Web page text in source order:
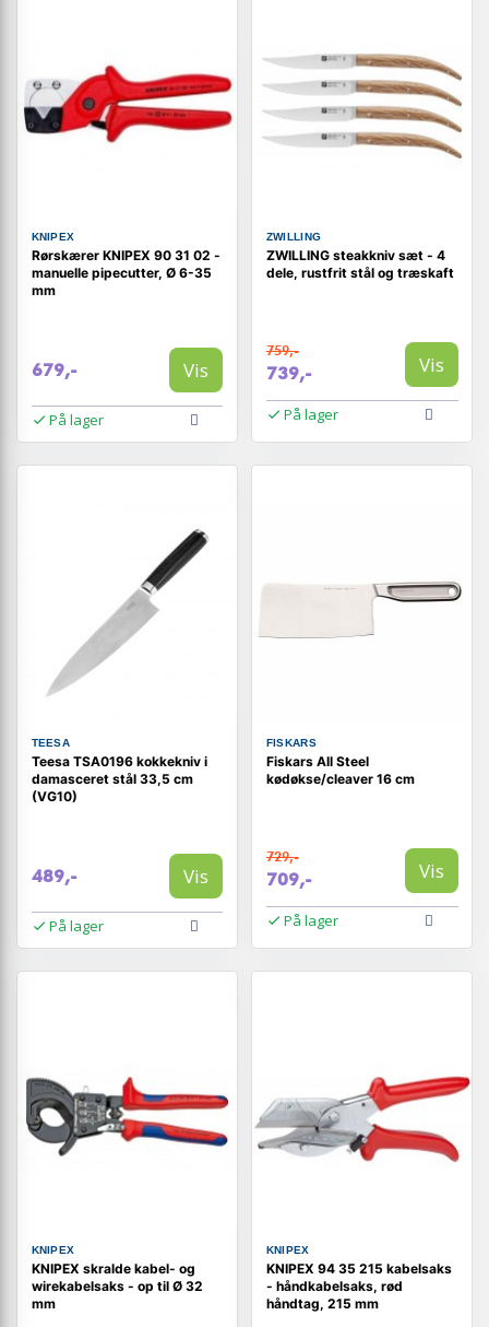
KNIPEX
Rørskærer KNIPEX 90 31 02 -
manuelle pipecutter, Ø 6-35
mm
679,- Vis
På lager
ZWILLING
ZWILLING steakkniv sæt - 4
dele, rustfrit stål og træskaft
759,-
739,- Vis
På lager
TEESA
Teesa TSA0196 kokkekniv i
damasceret stål 33,5 cm
(VG10)
489,- Vis
På lager
FISKARS
Fiskars All Steel
kødøkse/cleaver 16 cm
729,-
709,- Vis
På lager
KNIPEX
KNIPEX skralde kabel- og
wirekabelsaks - op til Ø 32
mm
KNIPEX
KNIPEX 94 35 215 kabelsaks
- håndkabelsaks, rød
håndtag, 215 mm